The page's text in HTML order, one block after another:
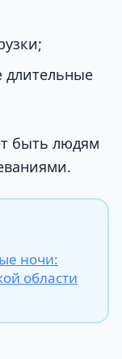
длительные
быть людям
ночи:
области